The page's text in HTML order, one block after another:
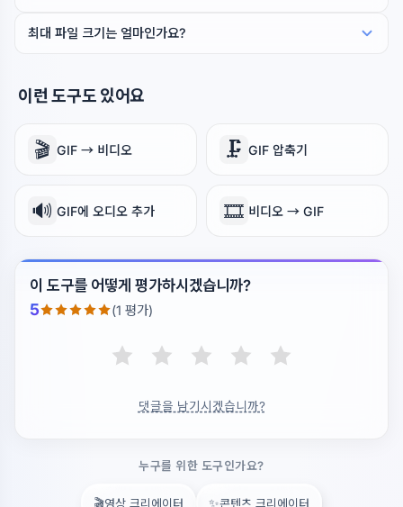
최대 파일 크기는 얼마인가요?
이런 도구도 있어요
🎬 GIF → 비디오 🗜️ GIF 압축기
🔊 GIF에 오디오 추가 🎞️ 비디오 → GIF
이 도구를 어떻게 평가하시겠습니까?
5 (1 평가)
댓글을 남기시겠습니까?
누구를 위한 도구인가요?
🎬영상 크리에이터 ✨콘텐츠 크리에이터